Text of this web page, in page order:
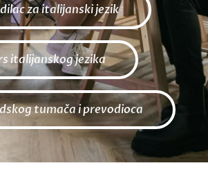
za italijanski jezik
italijanskog jezika
tumača i prevodioca